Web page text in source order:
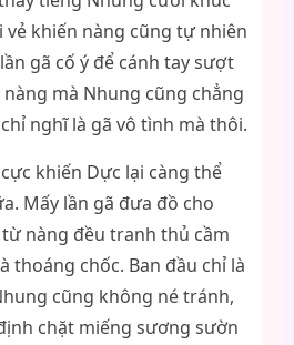
vẻ khiến nàng cũng tự nhiên
gã cố ý để cánh tay sượt
mà Nhung cũng chẳng
nghĩ là gã vô tình mà thôi.
khiến Dực lại càng thể
Mấy lần gã đưa đồ cho
nàng đều tranh thủ cầm
thoáng chốc. Ban đầu chỉ là
cũng không né tránh,
chặt miếng sương sườn